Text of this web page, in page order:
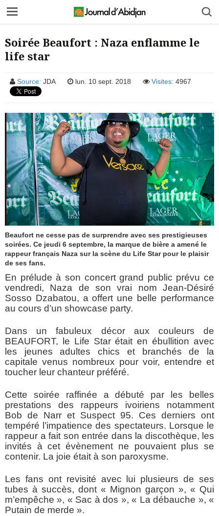
Soirée Beaufort : Naza enflamme le
life star
Source: JDA lun. 10 sept. 2018 Visites: 4967
Beaufort ne cesse pas de surprendre avec ses prestigieuses
soirées. Ce jeudi 6 septembre, la marque de bière a amené le
rappeur français Naza sur la scène du Life Star pour le plaisir
de ses fans.
En prélude à son concert grand public prévu ce
vendredi, Naza de son vrai nom Jean-Désiré
Sosso Dzabatou, a offert une belle performance
au cours d’un showcase party.
Dans un fabuleux décor aux couleurs de
BEAUFORT, le Life Star était en ébullition avec
les jeunes adultes chics et branchés de la
capitale venus nombreux pour voir, entendre et
toucher leur chanteur préféré.
Cette soirée raffinée a débuté par les belles
prestations des rappeurs ivoiriens notamment
Bob de Narr et Suspect 95. Ces derniers ont
tempéré l’impatience des spectateurs. Lorsque le
rappeur a fait son entrée dans la discothèque, les
invités à cet évènement ne pouvaient plus se
contenir. La joie était à son paroxysme.
Les fans ont revisité avec lui plusieurs de ses
tubes à succès, dont « Mignon garçon », « Qui
m’empêche », « Sac à dos », « La débauche », «
Putain de merde ».